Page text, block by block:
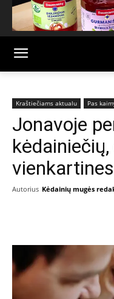
Kraštiečiams aktualu Pas
Jonavoje
Autorius Kėdainių mugės